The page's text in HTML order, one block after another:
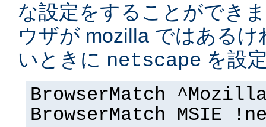
な設定をすることができ
ウザが mozilla ではある
いときに netscape を設
BrowserMatch
BrowserMatch MSIE